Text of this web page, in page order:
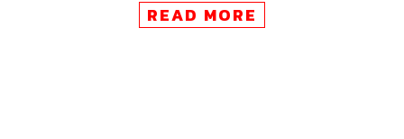
READ MORE